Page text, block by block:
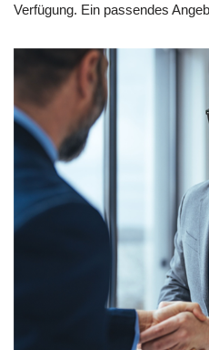
Verfügung. Ein passendes